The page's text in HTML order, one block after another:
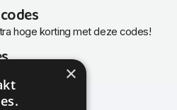
hoge korting met deze codes!
collecties
×